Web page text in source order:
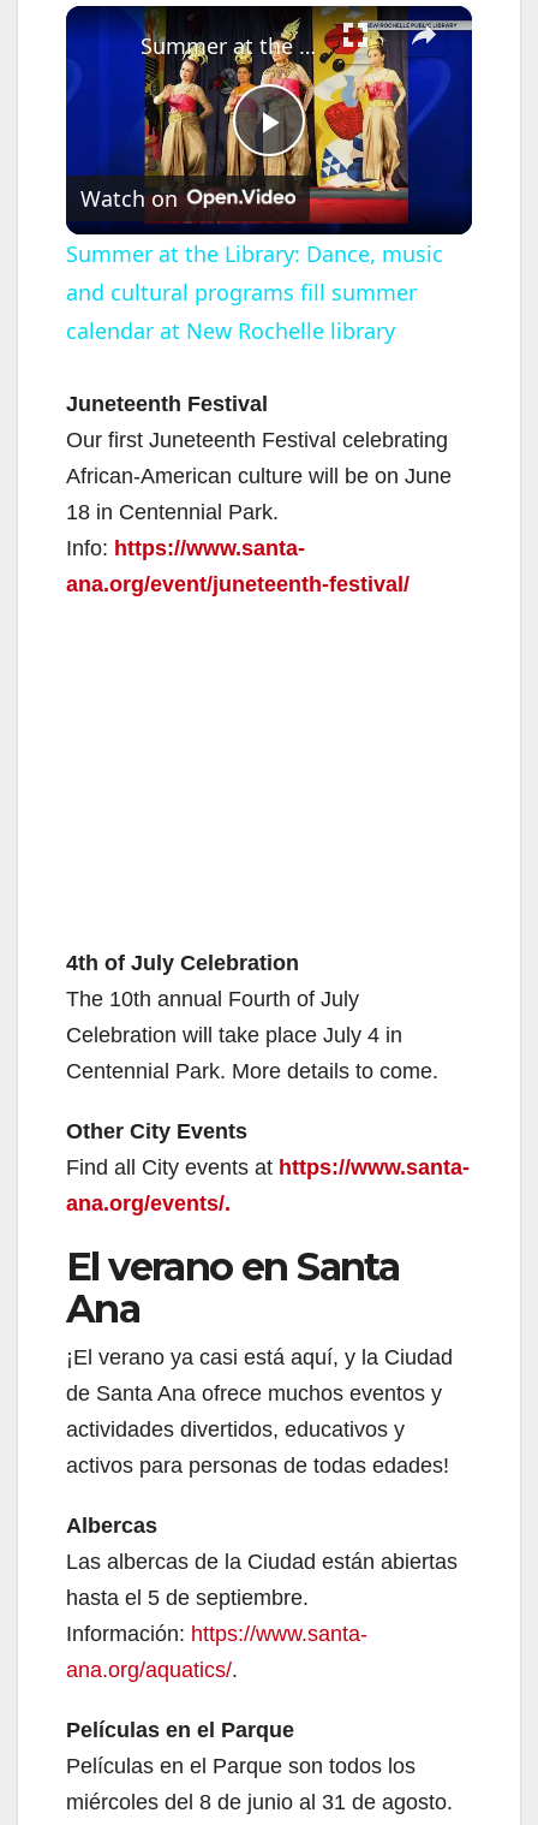
×
P
l
a
V
i
d
Summer at the Library: Dance, music and cultural programs fill summer calendar at New Rochelle library
Watch on
Summer at the Library: Dance, music
and cultural programs fill summer
calendar at New Rochelle library
Juneteenth Festival
Our first Juneteenth Festival celebrating
African-American culture will be on June
18 in Centennial Park.
Info: https://www.santa-
ana.org/event/juneteenth-festival/
4th of July Celebration
The 10th annual Fourth of July
Celebration will take place July 4 in
Centennial Park. More details to come.
Other City Events
Find all City events at https://www.santa-
ana.org/events/.
El verano en Santa
Ana
¡El verano ya casi está aquí, y la Ciudad
de Santa Ana ofrece muchos eventos y
actividades divertidos, educativos y
activos para personas de todas edades!
Albercas
Las albercas de la Ciudad están abiertas
hasta el 5 de septiembre.
Información: https://www.santa-
ana.org/aquatics/.
Películas en el Parque
Películas en el Parque son todos los
miércoles del 8 de junio al 31 de agosto.